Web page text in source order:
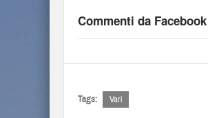
Commenti da Facebook
Tags: Vari